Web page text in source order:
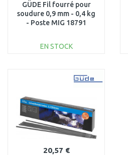
GÜDE Fil fourré pour
soudure 0,9 mm - 0,4 kg
- Poste MIG 18791
EN STOCK
20,57 €